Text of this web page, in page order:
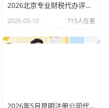
2026北京专业财税代办评测排行，十大机构推荐
2026-05-10 715人在看
2026年5月昆明注册公司代办机构口碑排行，十大财税代理记账机构优选指南